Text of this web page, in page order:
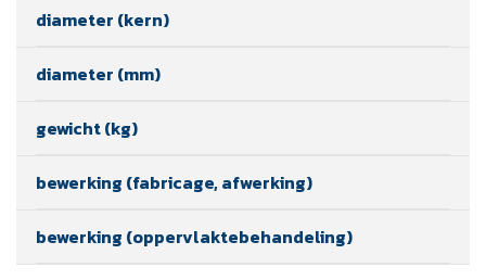
diameter (kern)
diameter (mm)
gewicht (kg)
bewerking (fabricage, afwerking)
bewerking (oppervlaktebehandeling)